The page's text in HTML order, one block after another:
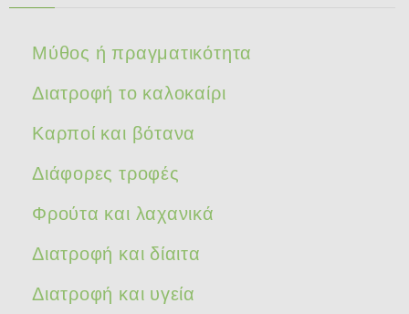
Μύθος ή πραγματικότητα
Διατροφή το καλοκαίρι
Καρποί και βότανα
Διάφορες τροφές
Φρούτα και λαχανικά
Διατροφή και δίαιτα
Διατροφή και υγεία